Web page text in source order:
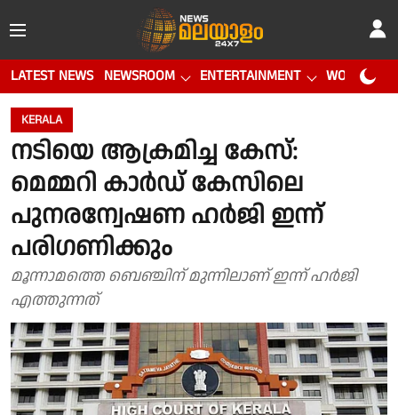
LATEST NEWS NEWSROOM ENTERTAINMENT WORLD CUP
KERALA
നടിയെ ആക്രമിച്ച കേസ്:
മെമ്മറി കാർഡ് കേസിലെ
പുനരന്വേഷണ ഹർജി ഇന്ന്
പരിഗണിക്കും
മൂന്നാമത്തെ ബെഞ്ചിന് മുന്നിലാണ് ഇന്ന് ഹർജി
എത്തുന്നത്